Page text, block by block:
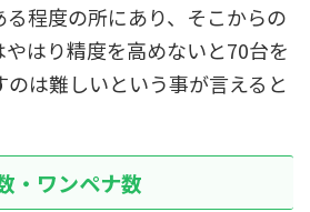
程度の所にあり、そこからの
はり精度を高めないと70台を
のは難しいという事が言えると
・ワンペナ数